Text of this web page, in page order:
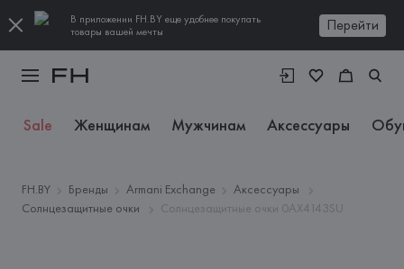
В приложении FH.BY еще удобнее покупать
товары вашей мечты
Перейти
Sale Женщинам Мужчинам Аксессуары
FH.BY Бренды Armani Exchange
Аксессуары
Солнцезащитные очки
Солнцезащитные очки 0AX4143SU